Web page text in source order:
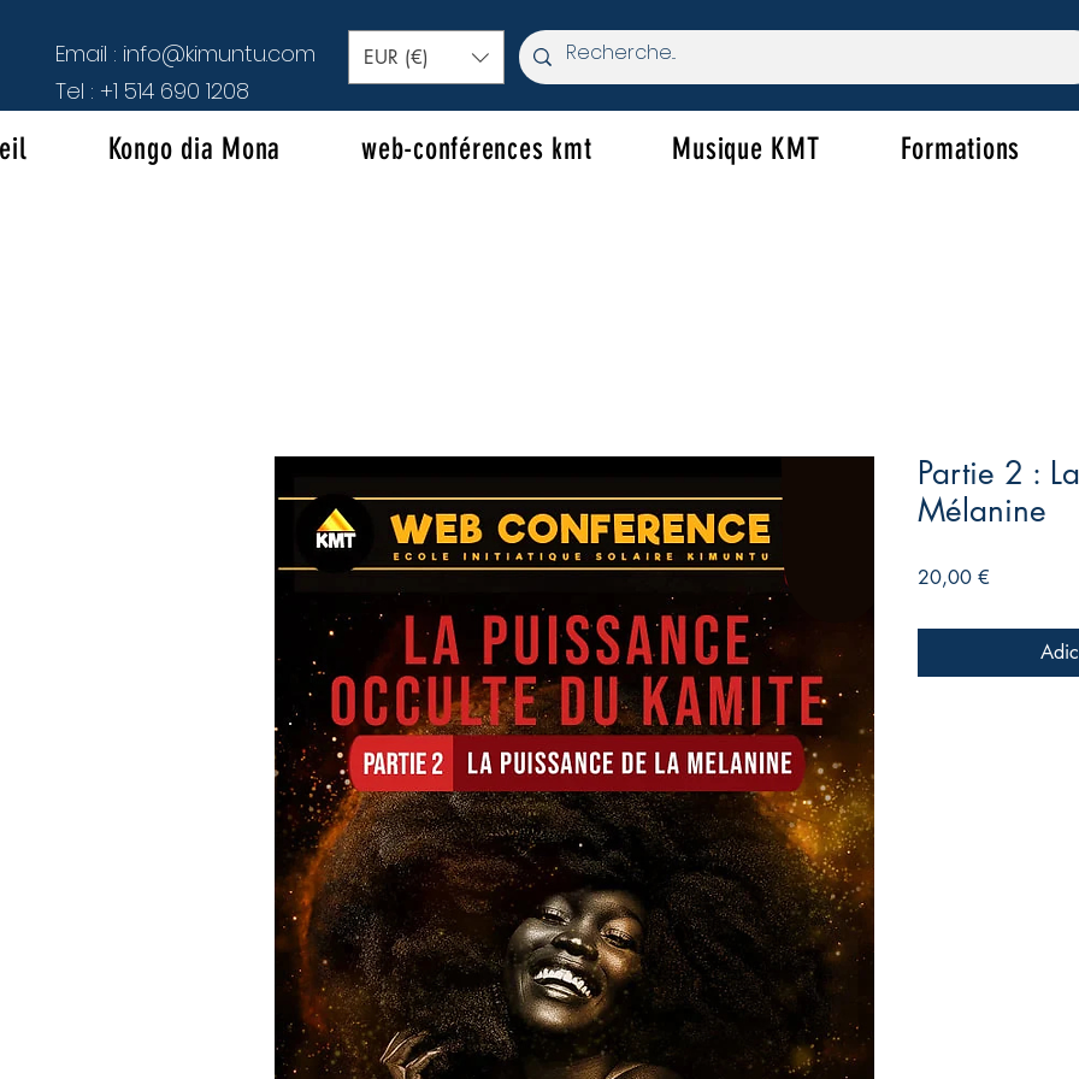
Email : info@kimuntu.com
Tel : +1 514 690 1208
EUR (€)
Kongo dia Mona web-conférences kmt Musique KMT Formations
Partie 2 :
Mélanine
20,00 €